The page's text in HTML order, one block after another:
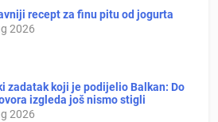
recept za finu pitu od jogurta
2026
zadatak koji je podijelio Balkan: Do
izgleda još nismo stigli
2026